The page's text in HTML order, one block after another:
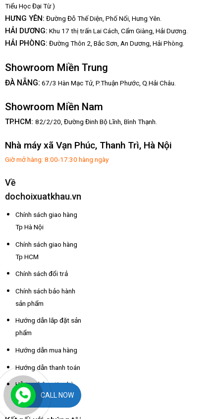
Tiểu Học Đại Từ )
HƯNG YÊN: Đường Đỗ Thế Diện, Phố Nối, Hưng Yên.
HẢI DƯƠNG: Khu 17 thị trấn Lai Cách, Cẩm Giàng, Hải Dương.
HẢI PHÒNG: Đường Thôn 2, Bắc Sơn, An Dương, Hải Phòng.
Showroom Miền Trung
ĐÀ NẴNG: 67/3 Hàn Mạc Tử, P.Thuận Phước, Q.Hải Châu.
Showroom Miền Nam
TP.HCM: 82/2/20, Đường Đinh Bộ Lĩnh, Bình Thạnh.
Nhà máy xã Vạn Phúc, Thanh Trì, Hà Nội
Giờ mở hàng: 8:00-17:30 hàng ngày
Về
dochoixuatkhau.vn
Chính sách giao hàng
Tp Hà Nội
Chính sách giao hàng
Tp HCM
Chính sách đổi trả
Chính sách bảo hành
sản phẩm
Hướng dẫn lắp đặt sản
phẩm
Hướng dẫn mua hàng
Hướng dẫn thanh toán
Hỗ trợ thông tin nhà
xe các tỉnhCALL NOW